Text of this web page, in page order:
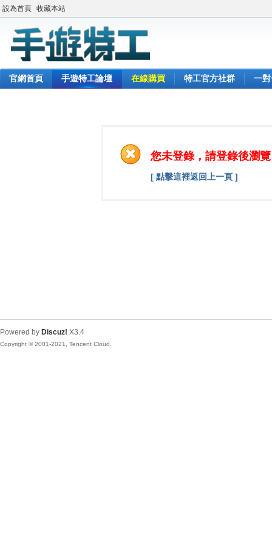
設為首頁 收藏本站
官網首頁 手遊特工論壇 在線購買 特工官方社群 一
您未登錄，請登錄後瀏
[ 點擊這裡返回上一頁 ]
Powered by Discuz! X3.4
Copyright © 2001-2021, Tencent Cloud.